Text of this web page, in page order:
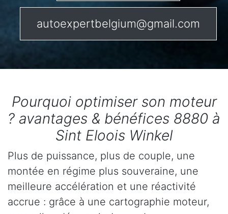
autoexpertbelgium@gmail.com
Pourquoi optimiser son moteur
? avantages & bénéfices 8880 à
Sint Eloois Winkel
Plus de puissance, plus de couple, une
montée en régime plus souveraine, une
meilleure accélération et une réactivité
accrue : grâce à une cartographie moteur,